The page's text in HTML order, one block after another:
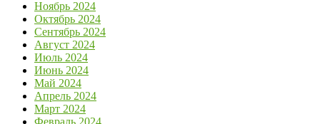
Ноябрь 2024
Октябрь 2024
Сентябрь 2024
Август 2024
Июль 2024
Июнь 2024
Май 2024
Апрель 2024
Март 2024
Февраль 2024